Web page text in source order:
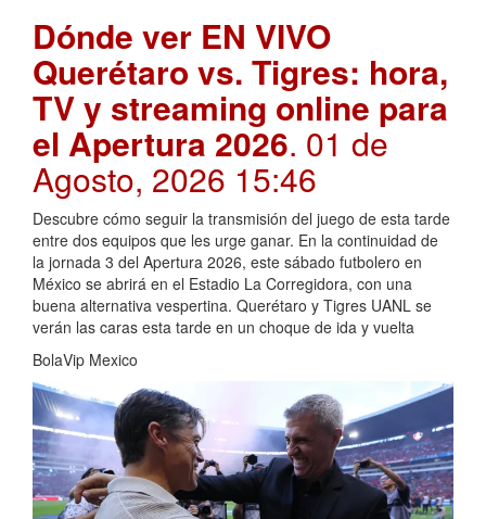
Dónde ver EN VIVO
Querétaro vs. Tigres: hora,
TV y streaming online para
el Apertura 2026. 01 de
Agosto, 2026 15:46
Descubre cómo seguir la transmisión del juego de esta tarde
entre dos equipos que les urge ganar. En la continuidad de
la jornada 3 del Apertura 2026, este sábado futbolero en
México se abrirá en el Estadio La Corregidora, con una
buena alternativa vespertina. Querétaro y Tigres UANL se
verán las caras esta tarde en un choque de ida y vuelta
BolaVip Mexico